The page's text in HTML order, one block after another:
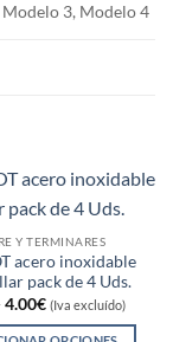
3, Modelo 4
Y TERMINARES
acero inoxidable
pack de 4 Uds.
4.00€Rango
de
precios:
(Iva excluído)